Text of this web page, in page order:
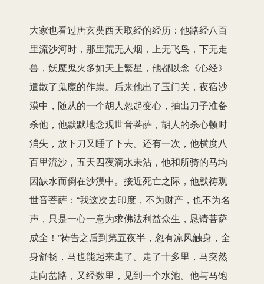
大家也看过唐玄奘西天取经的经历：他路经八百
里流沙河时，那里荒无人烟，上无飞鸟，下无走
兽，妖魔鬼火多如天上繁星，他都以念《心经》
遣散了鬼魔的作祟。后来他出了玉门关，夜宿沙
漠中，随从的一个胡人忽起变心，抽出刀子准备
杀他，他默默地念观世音菩萨，胡人的杀心顿时
消失，放下刀又睡了下去。还有一次，他横度八
百里流沙，五天四夜滴水未沾，他和所骑的马均
因缺水而倒在沙漠中。接近死亡之际，他默祷观
世音菩萨：“我这次去印度，不为财产，也不为名
声，只是一心一意为求佛法利益众生，恳请菩萨
成全！”祷告之后到第五夜半，忽有凉风触身，全
身舒畅，马也能起来走了。走了十多里，马突然
走向岔路，又经数里，见到一个水池。他与马饱